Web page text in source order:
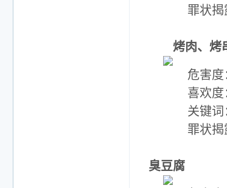
罪状揭露
烤肉、烤
危害度
喜欢
关键词：
罪状揭露
臭豆腐